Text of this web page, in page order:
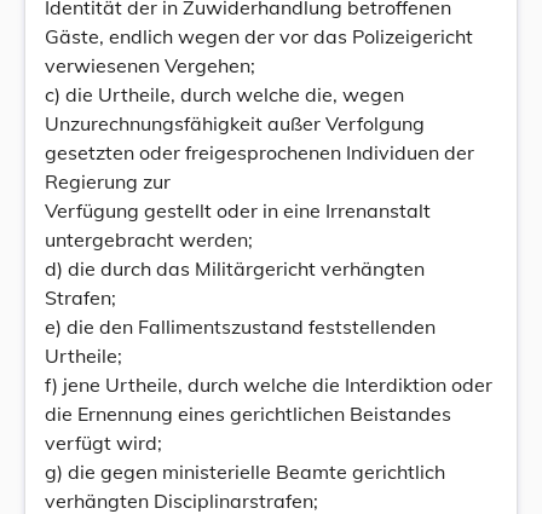
Identität der in Zuwiderhandlung betroffenen
Gäste, endlich wegen der vor das Polizeigericht
verwiesenen Vergehen;
c) die Urtheile, durch welche die, wegen
Unzurechnungsfähigkeit außer Verfolgung
gesetzten oder freigesprochenen Individuen der
Regierung zur
Verfügung gestellt oder in eine Irrenanstalt
untergebracht werden;
d) die durch das Militärgericht verhängten
Strafen;
e) die den Fallimentszustand feststellenden
Urtheile;
f) jene Urtheile, durch welche die Interdiktion oder
die Ernennung eines gerichtlichen Beistandes
verfügt wird;
g) die gegen ministerielle Beamte gerichtlich
verhängten Disciplinarstrafen;